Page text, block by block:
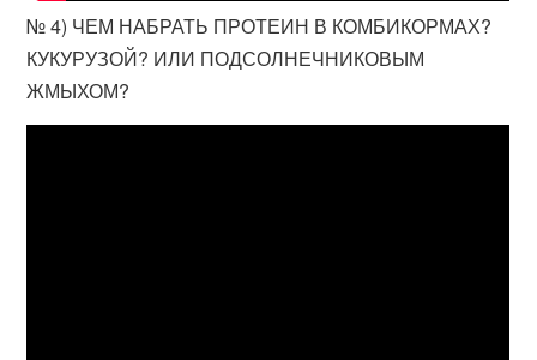
№ 4) ЧЕМ НАБРАТЬ ПРОТЕИН В КОМБИКОРМАХ?
КУКУРУЗОЙ? ИЛИ ПОДСОЛНЕЧНИКОВЫМ
ЖМЫХОМ?